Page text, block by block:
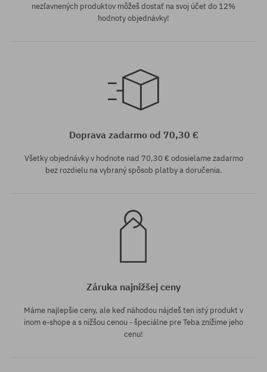
nezľavnených produktov môžeš dostať na svoj účet do 12%
hodnoty objednávky!
Doprava zadarmo od 70,30 €
Všetky objednávky v hodnote nad 70,30 € odosielame zadarmo
bez rozdielu na vybraný spôsob platby a doručenia.
Záruka najnižšej ceny
Máme najlepšie ceny, ale keď náhodou nájdeš ten istý produkt v
inom e-shope a s nižšou cenou - špeciálne pre Teba znížime jeho
cenu!